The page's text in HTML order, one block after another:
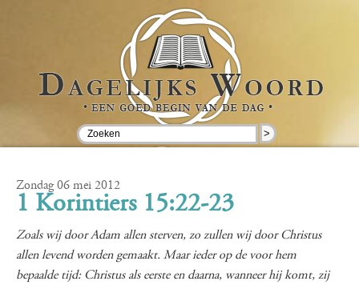
>
Zondag 06 mei 2012
1 Korintiers 15:22-23
Zoals wij door Adam allen sterven, zo zullen wij door Christus
allen levend worden gemaakt. Maar ieder op de voor hem
bepaalde tijd: Christus als eerste en daarna, wanneer hij komt, zij